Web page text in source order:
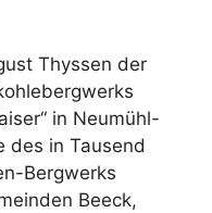
Thyssen der
in Neumühl-
des in Tausend
Bergwerks
Beeck,